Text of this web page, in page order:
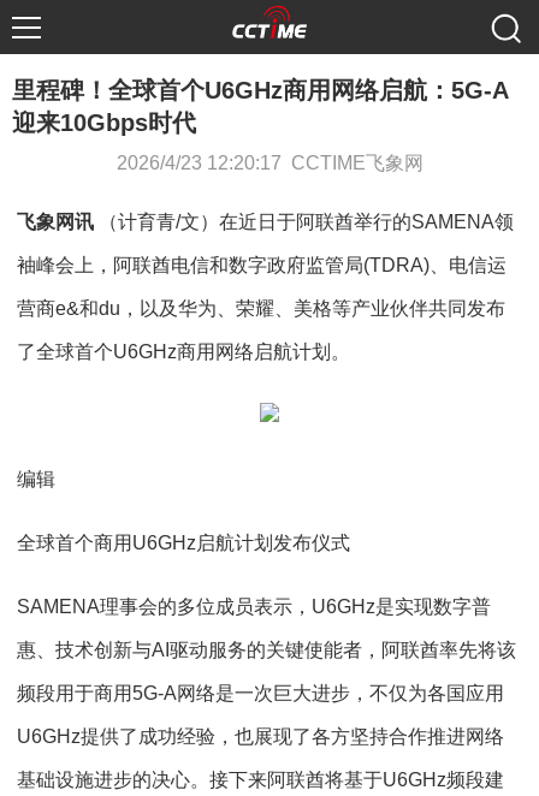
里程碑！全球首个U6GHz商用网络启航：5G-A
迎来10Gbps时代
2026/4/23 12:20:17 CCTIME飞象网
飞象网讯 （计育青/文）在近日于阿联酋举行的SAMENA领
袖峰会上，阿联酋电信和数字政府监管局(TDRA)、电信运
营商e&和du，以及华为、荣耀、美格等产业伙伴共同发布
了全球首个U6GHz商用网络启航计划。
编辑​
全球首个商用U6GHz启航计划发布仪式
SAMENA理事会的多位成员表示，U6GHz是实现数字普
惠、技术创新与AI驱动服务的关键使能者，阿联酋率先将该
频段用于商用5G-A网络是一次巨大进步，不仅为各国应用
U6GHz提供了成功经验，也展现了各方坚持合作推进网络
基础设施进步的决心。接下来阿联酋将基于U6GHz频段建